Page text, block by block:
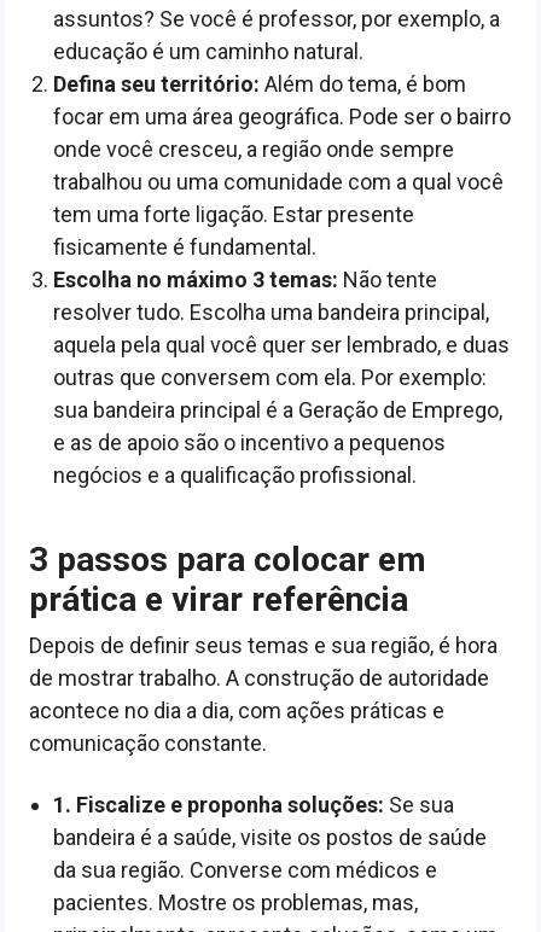
assuntos? Se você é professor, por exemplo, a
educação é um caminho natural.
Defina seu território: Além do tema, é bom
focar em uma área geográfica. Pode ser o bairro
onde você cresceu, a região onde sempre
trabalhou ou uma comunidade com a qual você
tem uma forte ligação. Estar presente
fisicamente é fundamental.
Escolha no máximo 3 temas: Não tente
resolver tudo. Escolha uma bandeira principal,
aquela pela qual você quer ser lembrado, e duas
outras que conversem com ela. Por exemplo:
sua bandeira principal é a Geração de Emprego,
e as de apoio são o incentivo a pequenos
negócios e a qualificação profissional.
3 passos para colocar em
prática e virar referência
Depois de definir seus temas e sua região, é hora
de mostrar trabalho. A construção de autoridade
acontece no dia a dia, com ações práticas e
comunicação constante.
1. Fiscalize e proponha soluções: Se sua
bandeira é a saúde, visite os postos de saúde
da sua região. Converse com médicos e
pacientes. Mostre os problemas, mas,